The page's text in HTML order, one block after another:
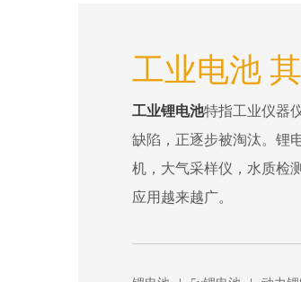
工业电池
工业锂电池特指工业仪器
缺陷，正逐步被淘汰。锂
机，大气采样仪，水质检
应用越来越广。